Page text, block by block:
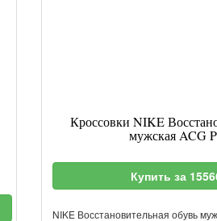
Кроссовки NIKE
мужская ACG
Купить за
NIKE Восстановительная обувь